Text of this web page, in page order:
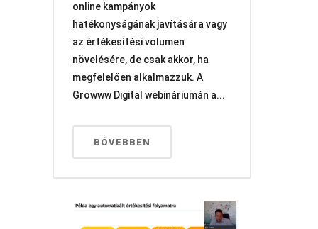
online kampányok
hatékonyságának javítására vagy
az értékesítési volumen
növelésére, de csak akkor, ha
megfelelően alkalmazzuk. A
Growww Digital webináriumán a...
BŐVEBBEN